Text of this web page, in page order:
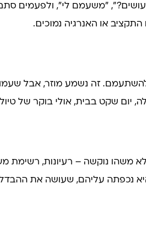
"משעמם לי", ולפעמים
או האנרגיה נמוכים.
זה נשמע מוזר, אבל
שקט בבית, אולי בוקר של טיול
משהו נוקשה – רעיונות, רשימת
נכפתה עליהם, שעושה את